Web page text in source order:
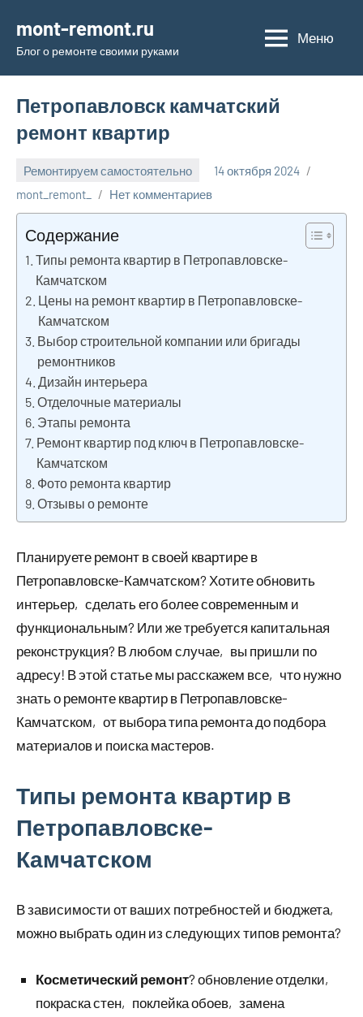
содержимому
mont-remont.ru
Блог о ремонте своими руками
Меню
Петропавловск камчатский
ремонт квартир
Ремонтируем самостоятельно
14 октября 2024
mont_remont_
Нет комментариев
Содержание
Типы ремонта квартир в Петропавловске-
Камчатском
Цены на ремонт квартир в Петропавловске-
Камчатском
Выбор строительной компании или бригады
ремонтников
Дизайн интерьера
Отделочные материалы
Этапы ремонта
Ремонт квартир под ключ в Петропавловске-
Камчатском
Фото ремонта квартир
Отзывы о ремонте
Планируете ремонт в своей квартире в
Петропавловске-Камчатском? Хотите обновить
интерьер‚ сделать его более современным и
функциональным? Или же требуется капитальная
реконструкция? В любом случае‚ вы пришли по
адресу! В этой статье мы расскажем все‚ что нужно
знать о ремонте квартир в Петропавловске-
Камчатском‚ от выбора типа ремонта до подбора
материалов и поиска мастеров.
Типы ремонта квартир в
Петропавловске-
Камчатском
В зависимости от ваших потребностей и бюджета‚
можно выбрать один из следующих типов ремонта?
Косметический ремонт? обновление отделки‚
покраска стен‚ поклейка обоев‚ замена